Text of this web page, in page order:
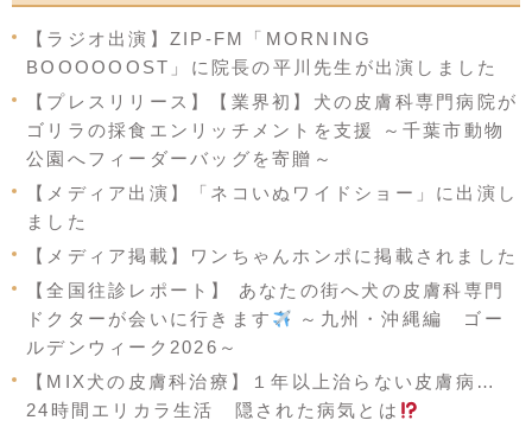
【ラジオ出演】ZIP-FM「MORNING
BOOOOOOST」に院長の平川先生が出演しました
【プレスリリース】【業界初】犬の皮膚科専門病院が
ゴリラの採食エンリッチメントを支援 ～千葉市動物
公園へフィーダーバッグを寄贈～
【メディア出演】「ネコいぬワイドショー」に出演し
ました
【メディア掲載】ワンちゃんホンポに掲載されました
【全国往診レポート】 あなたの街へ犬の皮膚科専門
ドクターが会いに行きます
～九州・沖縄編 ゴー
ルデンウィーク2026～
【MIX犬の皮膚科治療】１年以上治らない皮膚病…
24時間エリカラ生活 隠された病気とは